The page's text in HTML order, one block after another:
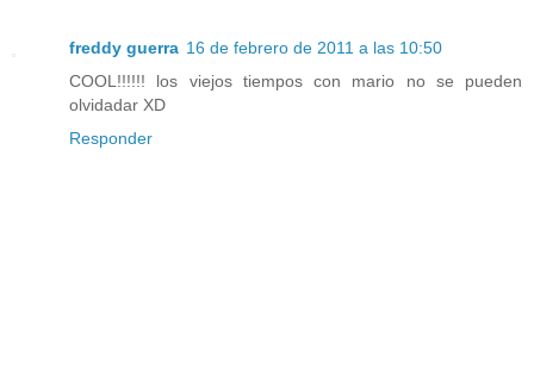
freddy guerra 16 de febrero de 2011 a las 10:50
COOL!!!!!! los viejos tiempos con mario no se pueden
olvidadar XD
Responder